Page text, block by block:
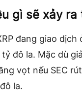
gì sẽ xảy ra
đang giao dịch
đô la. Mặc dù
vọt nếu SEC
la.